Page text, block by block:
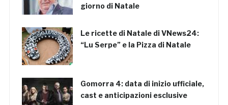
giorno di Natale
Le ricette di Natale di VNews24:
“Lu Serpe” e la Pizza di Natale
Gomorra 4: data di inizio ufficiale,
cast e anticipazioni esclusive